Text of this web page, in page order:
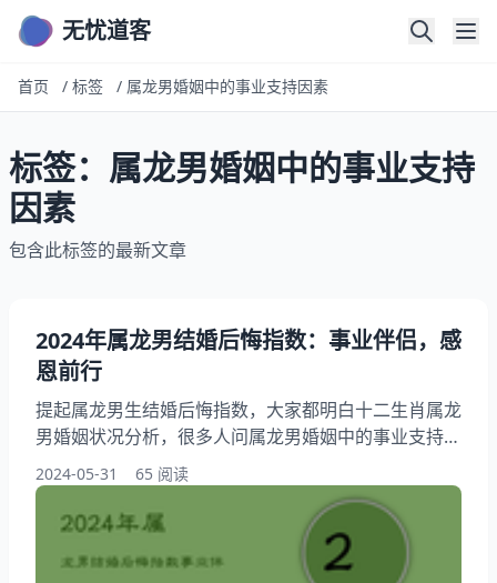
无忧道客
首页 / 标签 / 属龙男婚姻中的事业支持因素
标签：属龙男婚姻中的事业支持
因素
包含此标签的最新文章
2024年属龙男结婚后悔指数：事业伴侣，感
恩前行
提起属龙男生结婚后悔指数，大家都明白十二生肖属龙
男婚姻状况分析，很多人问属龙男婚姻中的事业支持因
素，此外，还有朋友想问配偶对属龙男事业发展的影
响，本文将介绍属龙男婚姻中的支持与帮助关系，跟我
一起来看看2024年属龙男结婚后悔指数吧！ 2024年属
龙男结婚后悔指数 属龙男生结婚后悔指数 ：男人自然
都是希望能够遇到一个可以给予自己支持帮助的女人，
2024-05-31 65 阅读